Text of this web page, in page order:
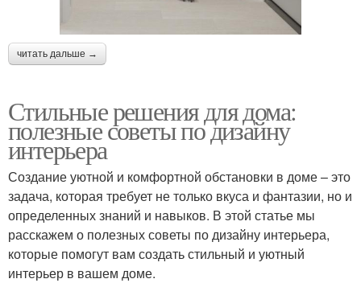
читать дальше →
Стильные решения для дома:
полезные советы по дизайну
интерьера
Создание уютной и комфортной обстановки в доме – это
задача, которая требует не только вкуса и фантазии, но и
определенных знаний и навыков. В этой статье мы
расскажем о полезных советы по дизайну интерьера,
которые помогут вам создать стильный и уютный
интерьер в вашем доме.